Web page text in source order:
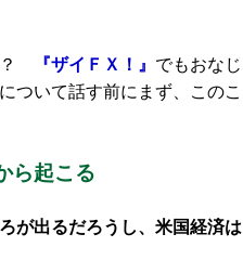
？ 『ザイＦＸ！』 でもおなじ
ついて話す前にまず、このこ
ら起こる
が出るだろうし、米国経済は